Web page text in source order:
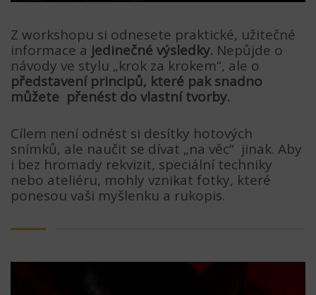
Z workshopu si odnesete praktické, užitečné
informace a jedinečné výsledky. Nepůjde o
návody ve stylu „krok za krokem“, ale o
představení principů, které pak snadno
můžete přenést do vlastní tvorby.
Cílem není odnést si desítky hotových
snímků, ale naučit se dívat „na věc“ jinak. Aby
i bez hromady rekvizit, speciální techniky
nebo ateliéru, mohly vznikat fotky, které
ponesou vaši myšlenku a rukopis.